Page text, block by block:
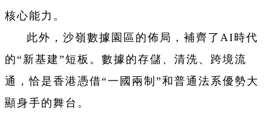
核心能力。
此外，沙嶺數據園區的佈局，補齊了AI時代
的“新基建”短板。數據的存儲、清洗、跨境流
通，恰是香港憑借“一國兩制”和普通法系優勢大
顯身手的舞台。